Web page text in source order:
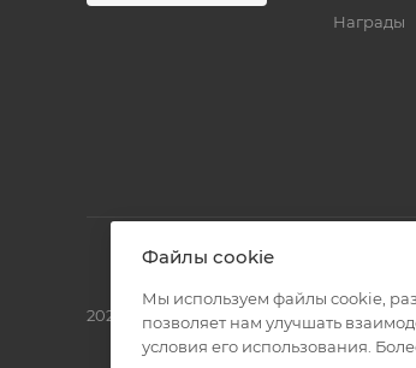
Награды
2026 © Полиграф кит - интернет-
Файлы cookie
Мы используем файлы cookie,
позволяет нам улучшать
условия его использования.